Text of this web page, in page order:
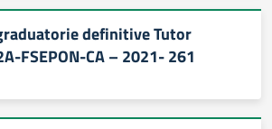
definitive Tutor
FSEPON-CA – 2021- 261